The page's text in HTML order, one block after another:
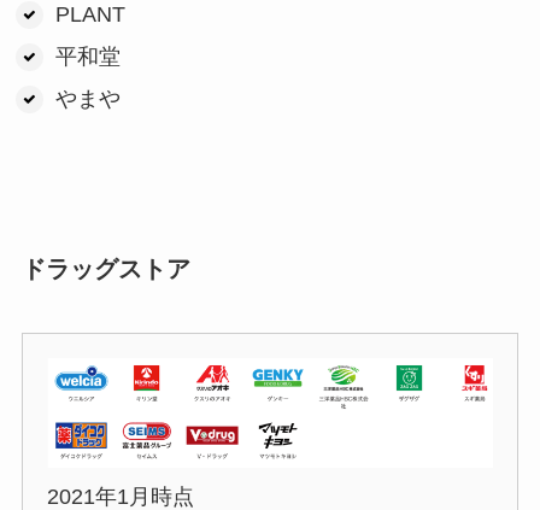
PLANT
平和堂
やまや
ドラッグストア
2021年1月時点